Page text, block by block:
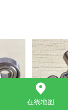
滚针轴
在线地图